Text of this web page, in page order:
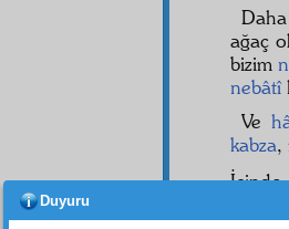
ağaç
bizim
nebâtî
Ve
kabza,
Duyuru